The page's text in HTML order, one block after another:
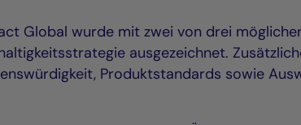
Global wurde mit zwei von drei
ausgezeichnet.
Produktstandards sowie